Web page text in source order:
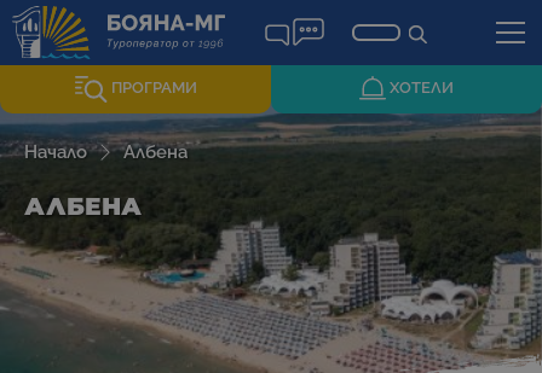
ПРОГРАМИ ХОТЕЛИ
Начало Албена
АЛБЕНА